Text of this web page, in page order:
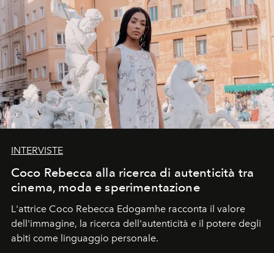
INTERVISTE
Coco Rebecca alla ricerca di autenticità tra
cinema, moda e sperimentazione
L'attrice Coco Rebecca Edogamhe racconta il valore
dell'immagine, la ricerca dell'autenticità e il potere degli
abiti come linguaggio personale.